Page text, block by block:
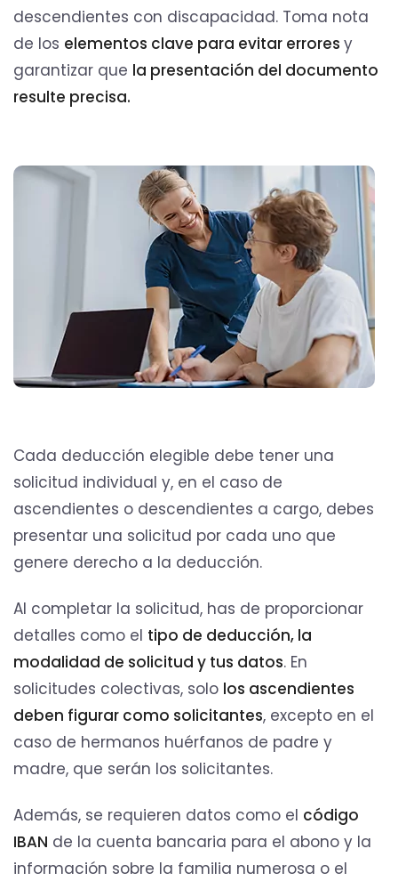
descendientes con discapacidad. Toma nota
de los elementos clave para evitar errores y
garantizar que la presentación del documento
resulte precisa.
Cada deducción elegible debe tener una
solicitud individual y, en el caso de
ascendientes o descendientes a cargo, debes
presentar una solicitud por cada uno que
genere derecho a la deducción.
Al completar la solicitud, has de proporcionar
detalles como el tipo de deducción, la
modalidad de solicitud y tus datos. En
solicitudes colectivas, solo los ascendientes
deben figurar como solicitantes, excepto en el
caso de hermanos huérfanos de padre y
madre, que serán los solicitantes.
Además, se requieren datos como el código
IBAN de la cuenta bancaria para el abono y la
información sobre la familia numerosa o el